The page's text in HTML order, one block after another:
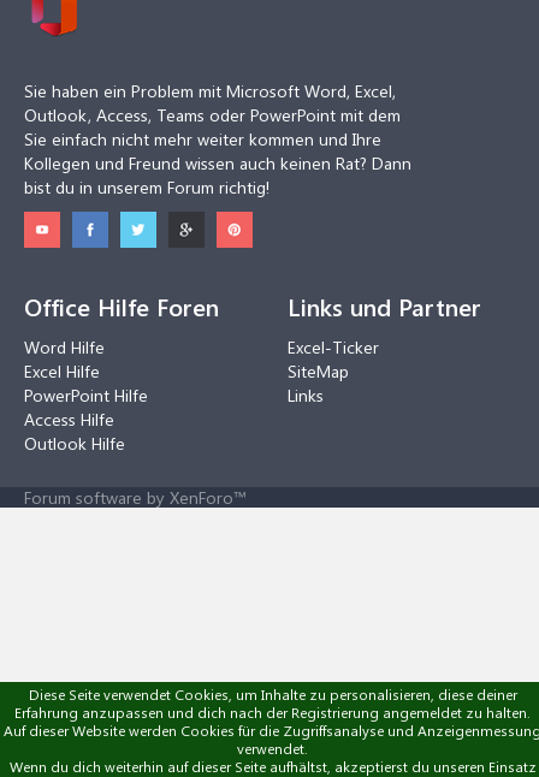
Sie haben ein Problem mit Microsoft Word, Excel,
Outlook, Access, Teams oder PowerPoint mit dem
Sie einfach nicht mehr weiter kommen und Ihre
Kollegen und Freund wissen auch keinen Rat? Dann
bist du in unserem Forum richtig!
Office Hilfe Foren
Word Hilfe
Excel Hilfe
PowerPoint Hilfe
Access Hilfe
Outlook Hilfe
Links und Partner
Excel-Ticker
SiteMap
Links
Forum software by XenForo™
Diese Seite verwendet Cookies, um Inhalte zu personalisieren, diese deiner
Erfahrung anzupassen und dich nach der Registrierung angemeldet zu halten.
Auf dieser Website werden Cookies für die Zugriffsanalyse und
verwendet.
Wenn du dich weiterhin auf dieser Seite aufhältst, akzeptierst du unseren Einsatz